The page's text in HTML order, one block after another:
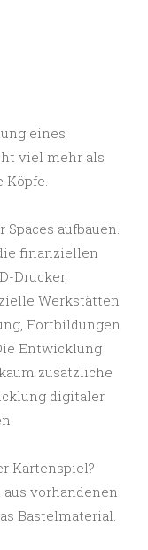
eines
viel mehr als
Köpfe.
aufbauen.
finanziellen
Drucker,
Werkstätten
Fortbildungen
Entwicklung
zusätzliche
digitaler
Kartenspiel?
vorhandenen
Bastelmaterial.